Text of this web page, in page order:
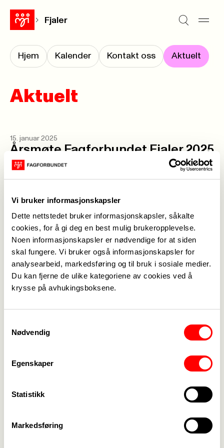
Vi bruker informasjonskapsler
Dette nettstedet bruker informasjonskapsler, såkalte
cookies, for å gi deg en best mulig brukeropplevelse.
Noen informasjonskapsler er nødvendige for at siden
skal fungere. Vi bruker også informasjonskapsler for
analysearbeid, markedsføring og til bruk i sosiale medier.
Du kan fjerne de ulike kategoriene av cookies ved å
krysse på avhukingsboksene.
Nødvendig
Egenskaper
Statistikk
Markedsføring
Fjaler
Hjem Kalender Kontakt oss Aktuelt
Aktuelt
15. januar 2025
Årsmøte Fagforbundet Fjaler 2025
<- Forrige
1->Neste
Medlemskap ->
Lønn og tariff ->
Kontakt oss ->
For tillitsvalgte
Rettigheter i arbeidslivet